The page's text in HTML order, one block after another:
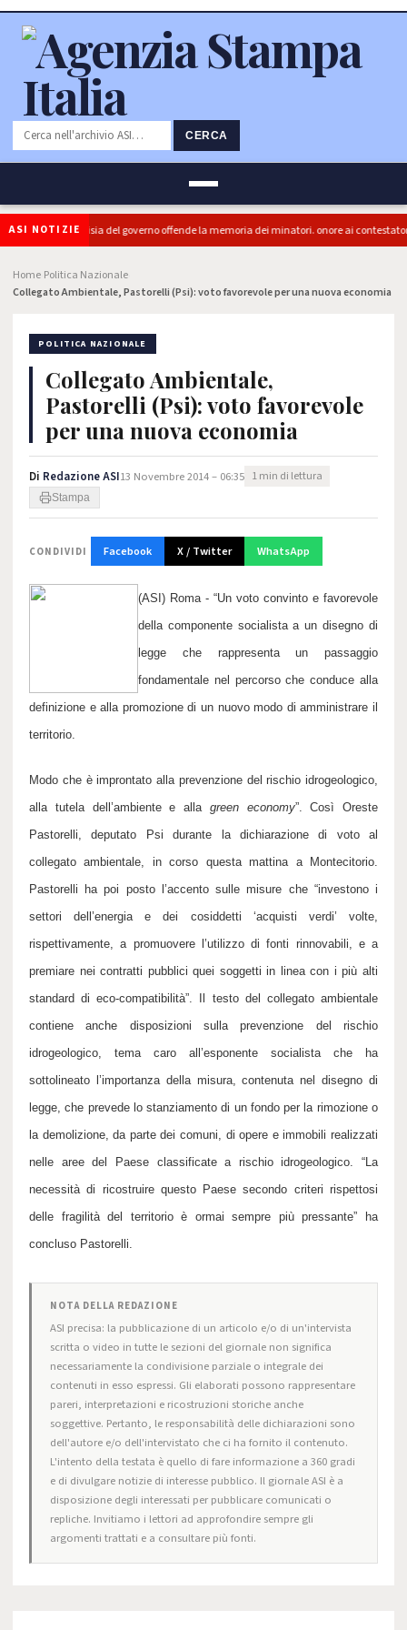
CERCA
ASI NOTIZIE
(PRC): "L'Ipocrisia del governo offende la memoria dei minatori. onore ai contestatori"
Home Politica Nazionale
Collegato Ambientale, Pastorelli (Psi): voto favorevole per una nuova economia
POLITICA NAZIONALE
Collegato Ambientale,
Pastorelli (Psi): voto favorevole
per una nuova economia
Di Redazione ASI13 Novembre 2014 – 06:35 1 min di lettura
Stampa
CONDIVIDI Facebook X / Twitter WhatsApp
(ASI) Roma - “Un voto convinto e favorevole
della componente socialista a un disegno di
legge che rappresenta un passaggio
fondamentale nel percorso che conduce alla
definizione e alla promozione di un nuovo modo di amministrare il
territorio.
Modo che è improntato alla prevenzione del rischio idrogeologico,
alla tutela dell’ambiente e alla green economy”. Così Oreste
Pastorelli, deputato Psi durante la dichiarazione di voto al
collegato ambientale, in corso questa mattina a Montecitorio.
Pastorelli ha poi posto l’accento sulle misure che “investono i
settori dell’energia e dei cosiddetti ‘acquisti verdi’ volte,
rispettivamente, a promuovere l’utilizzo di fonti rinnovabili, e a
premiare nei contratti pubblici quei soggetti in linea con i più alti
standard di eco-compatibilità”. Il testo del collegato ambientale
contiene anche disposizioni sulla prevenzione del rischio
idrogeologico, tema caro all’esponente socialista che ha
sottolineato l’importanza della misura, contenuta nel disegno di
legge, che prevede lo stanziamento di un fondo per la rimozione o
la demolizione, da parte dei comuni, di opere e immobili realizzati
nelle aree del Paese classificate a rischio idrogeologico. “La
necessità di ricostruire questo Paese secondo criteri rispettosi
delle fragilità del territorio è ormai sempre più pressante” ha
concluso Pastorelli.
NOTA DELLA REDAZIONE
ASI precisa: la pubblicazione di un articolo e/o di un'intervista
scritta o video in tutte le sezioni del giornale non significa
necessariamente la condivisione parziale o integrale dei
contenuti in esso espressi. Gli elaborati possono rappresentare
pareri, interpretazioni e ricostruzioni storiche anche
soggettive. Pertanto, le responsabilità delle dichiarazioni sono
dell'autore e/o dell'intervistato che ci ha fornito il contenuto.
L'intento della testata è quello di fare informazione a 360 gradi
e di divulgare notizie di interesse pubblico. Il giornale ASI è a
disposizione degli interessati per pubblicare comunicati o
repliche. Invitiamo i lettori ad approfondire sempre gli
argomenti trattati e a consultare più fonti.